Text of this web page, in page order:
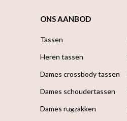
ONS AANBOD
Tassen
Heren tassen
Dames crossbody tassen
Dames schoudertassen
Dames rugzakken